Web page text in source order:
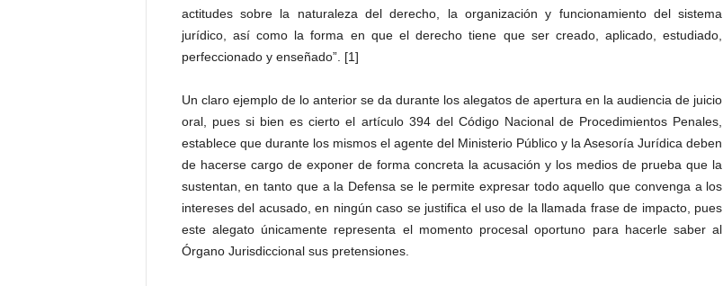
actitudes sobre la naturaleza del derecho, la organización y funcionamiento del sistema
jurídico, así como la forma en que el derecho tiene que ser creado, aplicado, estudiado,
perfeccionado y enseñado”. [1]
Un claro ejemplo de lo anterior se da durante los alegatos de apertura en la audiencia de juicio
oral, pues si bien es cierto el artículo 394 del Código Nacional de Procedimientos Penales,
establece que durante los mismos el agente del Ministerio Público y la Asesoría Jurídica deben
de hacerse cargo de exponer de forma concreta la acusación y los medios de prueba que la
sustentan, en tanto que a la Defensa se le permite expresar todo aquello que convenga a los
intereses del acusado, en ningún caso se justifica el uso de la llamada frase de impacto, pues
este alegato únicamente representa el momento procesal oportuno para hacerle saber al
Órgano Jurisdiccional sus pretensiones.